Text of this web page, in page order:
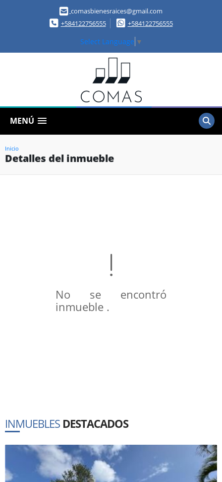
comasbienesraices@gmail.com
+584122756555
+584122756555
Select Language ▼
MENÚ
Inicio
Detalles del inmueble
No se encontró
inmueble .
INMUEBLES DESTACADOS